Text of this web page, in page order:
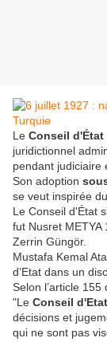
Le Conseil d'État
juridictionnel
pendant judiciaire
Son adoption
se veut inspirée
Le Conseil d'État
fut Nusret
Zerrin Güngör.
Mustafa Kemal
d’Etat dans un
Selon l’article
"Le Conseil d'Etat
décisions et
qui ne sont pas